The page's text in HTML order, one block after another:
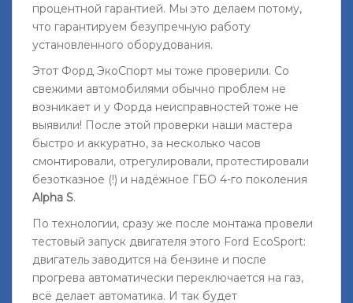
процентной гарантией. Мы это делаем потому,
что гарантируем безупречную работу
установленного оборудования.
Этот Форд ЭкоСпорт мы тоже проверили. Со
свежими автомобилями обычно проблем не
возникает и у Форда неисправностей тоже не
выявили! После этой проверки наши мастера
быстро и аккуратно, за несколько часов
смонтировали, отрегулировали, протестировали
безотказное (!) и надёжное ГБО 4-го поколения
Alpha S.
По технологии, сразу же после монтажа провели
тестовый запуск двигателя этого Ford EcoSport:
двигатель заводится на бензине и после
прогрева автоматически переключается на газ,
всё делает автоматика. И так будет